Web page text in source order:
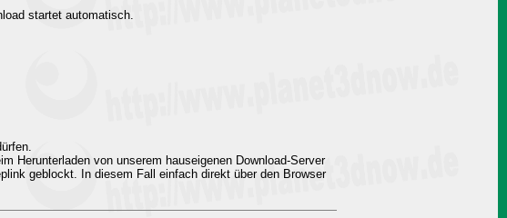
startet automatisch.
Herunterladen von unserem hauseigenen Download-Server
geblockt. In diesem Fall einfach direkt über den Browser